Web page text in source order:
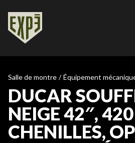
Salle de montre / Équipement
DUCAR
NEIGE 42″,
CHENILLES,